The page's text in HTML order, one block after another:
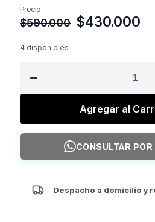
Precio
$590.000 El
$590.000.
$430.000
4 disponibles
STRENGTH
cantidad
Agregar al
CONSULTAR
Despacho a domicilio y